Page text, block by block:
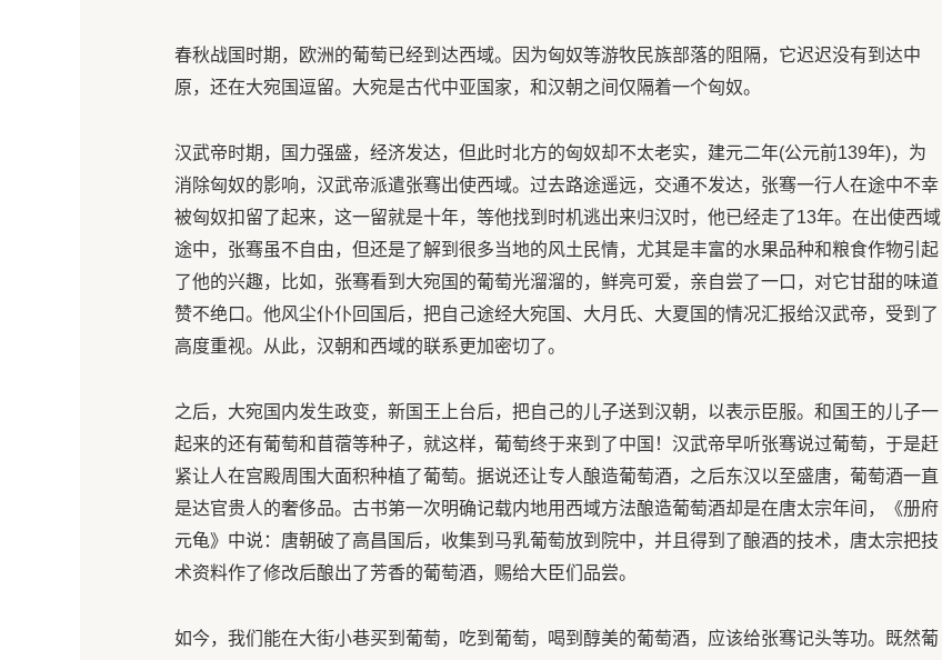
春秋战国时期，欧洲的葡萄已经到达西域。因为匈奴等游牧民族部落的阻隔，它迟迟没有到达中
原，还在大宛国逗留。大宛是古代中亚国家，和汉朝之间仅隔着一个匈奴。
汉武帝时期，国力强盛，经济发达，但此时北方的匈奴却不太老实，建元二年(公元前139年)，为
消除匈奴的影响，汉武帝派遣张骞出使西域。过去路途遥远，交通不发达，张骞一行人在途中不幸
被匈奴扣留了起来，这一留就是十年，等他找到时机逃出来归汉时，他已经走了13年。在出使西域
途中，张骞虽不自由，但还是了解到很多当地的风土民情，尤其是丰富的水果品种和粮食作物引起
了他的兴趣，比如，张骞看到大宛国的葡萄光溜溜的，鲜亮可爱，亲自尝了一口，对它甘甜的味道
赞不绝口。他风尘仆仆回国后，把自己途经大宛国、大月氏、大夏国的情况汇报给汉武帝，受到了
高度重视。从此，汉朝和西域的联系更加密切了。
之后，大宛国内发生政变，新国王上台后，把自己的儿子送到汉朝，以表示臣服。和国王的儿子一
起来的还有葡萄和苜蓿等种子，就这样，葡萄终于来到了中国！汉武帝早听张骞说过葡萄，于是赶
紧让人在宫殿周围大面积种植了葡萄。据说还让专人酿造葡萄酒，之后东汉以至盛唐，葡萄酒一直
是达官贵人的奢侈品。古书第一次明确记载内地用西域方法酿造葡萄酒却是在唐太宗年间，《册府
元龟》中说：唐朝破了高昌国后，收集到马乳葡萄放到院中，并且得到了酿酒的技术，唐太宗把技
术资料作了修改后酿出了芳香的葡萄酒，赐给大臣们品尝。
如今，我们能在大街小巷买到葡萄，吃到葡萄，喝到醇美的葡萄酒，应该给张骞记头等功。既然葡